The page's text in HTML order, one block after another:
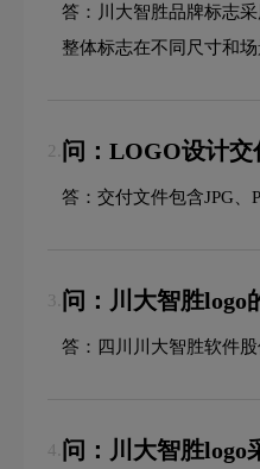
答：川大智胜品牌标志
整体标志在不同尺寸和
2. 问：LOGO设计交
答：交付文件包含JPG、
3. 问：川大智胜logo
答：四川川大智胜软件
4. 问：川大智胜logo